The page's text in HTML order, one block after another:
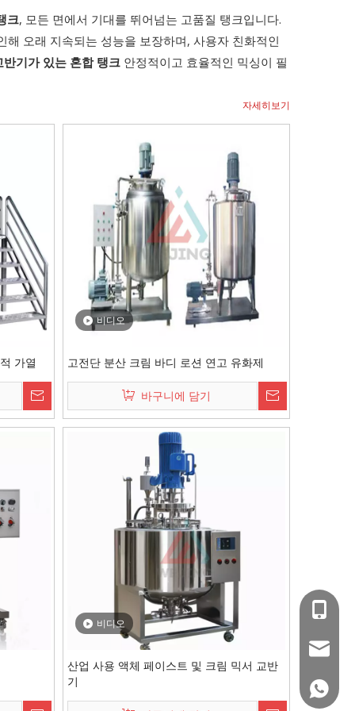
크, 모든 면에서 기대를 뛰어넘는 고품질 탱크입니다.
오래 지속되는 성능을 보장하며, 사용자 친화적인
반기가 있는 혼합 탱크 안정적이고 효율적인 믹싱이 필
자세히보기
가열
비디오
고전단 분산 크림 바디 로션 연고 유화제
바구니에 담기
비디오
산업 사용 액체 페이스트 및 크림 믹서 교반
기
+86-
+86